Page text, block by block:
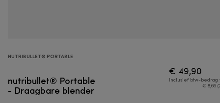
NUTRIBULLET® PORTABLE
nutribullet® Portable
- Draagbare blender
€ 49,90
Inclusief btw-bedrag
€ 8,66